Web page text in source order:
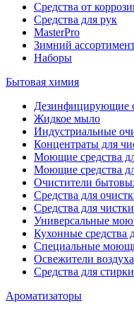
Средства от
Средства для рук
MasterPro
Зимний
Наборы
Бытовая химия
Дезинфицирующие
Жидкое мыло
Индустриальные
Концентраты для
Моющие средства
Моющие средства
Очистители
Средства для
Средства для
Универсальные
Кухонные средства
Специальные
Освежители воздуха
Средства для стирки
Ароматизаторы